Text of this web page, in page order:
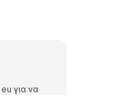
για να